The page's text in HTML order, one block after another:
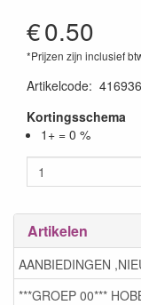
€0.50
*Prijzen zijn inclusief
Artikelcode:
Kortingsschema
1+ = 0 %
Artikelen
AANBIEDINGEN
***GROEP 00***